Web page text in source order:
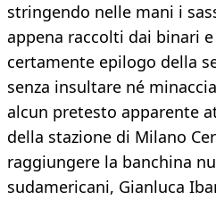
stringendo nelle mani i
appena raccolti dai binari
certamente epilogo della
senza insultare né
alcun pretesto apparente
della stazione di Milano
raggiungere la banchina
sudamericani, Gianluca